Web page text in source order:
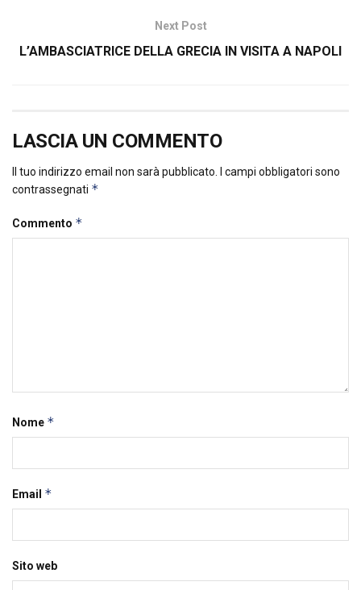
Next Post
L’AMBASCIATRICE DELLA GRECIA IN VISITA A NAPOLI
LASCIA UN COMMENTO
Il tuo indirizzo email non sarà pubblicato.
I campi obbligatori sono
contrassegnati *
Commento *
Nome *
Email *
Sito web